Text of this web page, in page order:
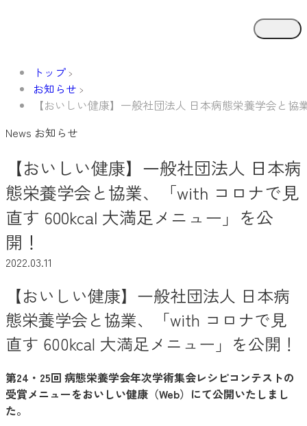
トップ
お知らせ
【おいしい健康】一般社団法人 日本病態栄養学会と
News お知らせ
【おいしい健康】一般社団法人 日本病
態栄養学会と協業、「with コロナで見
直す 600kcal 大満足メニュー」を公
開！
2022.03.11
【おいしい健康】一般社団法人 日本病
態栄養学会と協業、「with コロナで見
直す 600kcal 大満足メニュー」を公開！
第24・25回 病態栄養学会年次学術集会レシピコンテストの
受賞メニューをおいしい健康（Web）にて公開いたしまし
た。